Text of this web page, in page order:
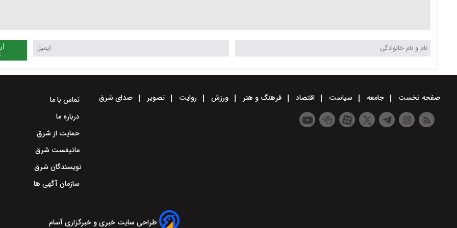
صفحه نخست جامعه سیاست اقتصاد فرهنگ و هنر ورزش روایت تصویر صدای شرق
تماس با ما
درباره ما
حمایت از شرق
مانیفست شرق
نویسندگان شرق
سازمان آگهی ها
طراحی سایت خبری و خبرگزاری آسام